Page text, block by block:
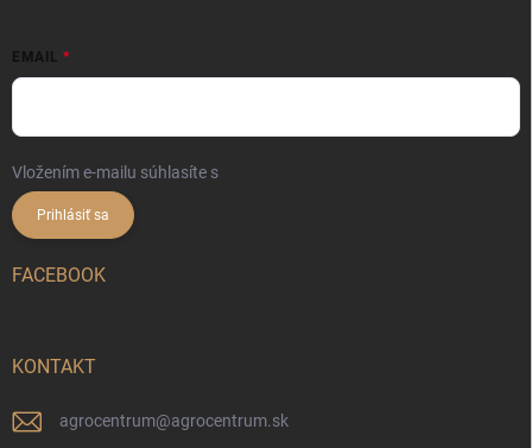
EMAIL
Vložením e-mailu súhlasíte s
Prihlásiť sa
FACEBOOK
KONTAKT
agrocentrum@agrocentrum.sk